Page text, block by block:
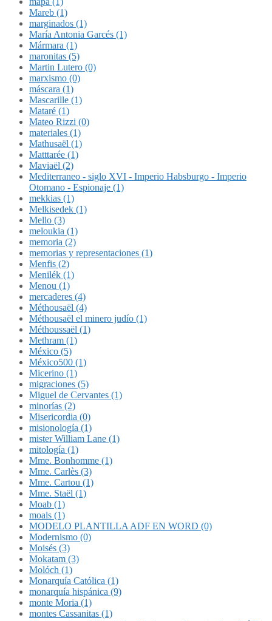
Mareb (1)
marginados (1)
María Antonia Garcés (1)
Mármara (1)
maronitas (5)
Martin Lutero (0)
marxismo (0)
máscara (1)
Mascarille (1)
Mataré (1)
Mateo Rizzi (0)
materiales (1)
Mathusaël (1)
Matttarée (1)
Maviaël (2)
Mediterraneo - siglo XVI - Imperio Habsburgo - Imperio
Otomano - Espionaje (1)
mekkias (1)
Melkisedek (1)
Mello (3)
meloukia (1)
memoria (2)
memorias y representaciones (1)
Menfis (2)
Menilék (1)
Menou (1)
mercaderes (4)
Méthousaël (4)
Méthousaël el minero judío (1)
Méthoussaël (1)
Methram (1)
México (5)
México500 (1)
Micerino (1)
migraciones (5)
Miguel de Cervantes (1)
minorías (2)
Misericordia (0)
misionología (1)
mister William Lane (1)
mitología (1)
Mme. Bonhomme (1)
Mme. Carlès (3)
Mme. Cartou (1)
Mme. Staël (1)
Moab (1)
moals (1)
MODELO PLANTILLA ADF EN WORD (0)
Modernismo (0)
Moisés (3)
Mokatam (3)
Molóch (1)
Monarquía Católica (1)
monarquía hispánica (9)
monte Moria (1)
montes Cassanitas (1)